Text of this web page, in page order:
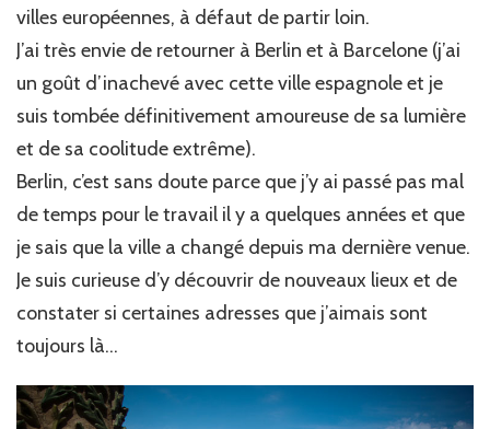
villes européennes, à défaut de partir loin.
J’ai très envie de retourner à Berlin et à Barcelone (j’ai
un goût d’inachevé avec cette ville espagnole et je
suis tombée définitivement amoureuse de sa lumière
et de sa coolitude extrême).
Berlin, c’est sans doute parce que j’y ai passé pas mal
de temps pour le travail il y a quelques années et que
je sais que la ville a changé depuis ma dernière venue.
Je suis curieuse d’y découvrir de nouveaux lieux et de
constater si certaines adresses que j’aimais sont
toujours là…